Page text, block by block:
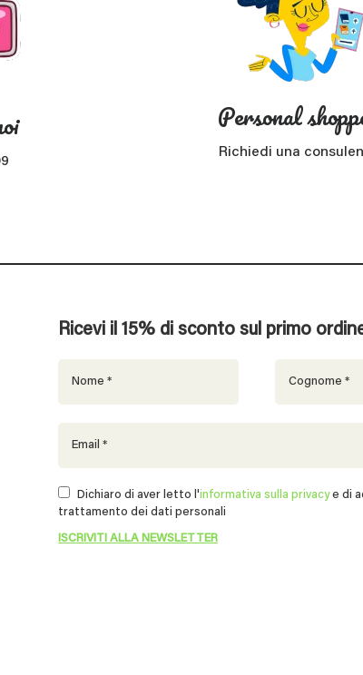
Personal
Richiedi una
Ricevi il 15% di sconto sul primo
Dichiaro di aver letto l'informativa sulla privacye di
trattamento dei dati personali